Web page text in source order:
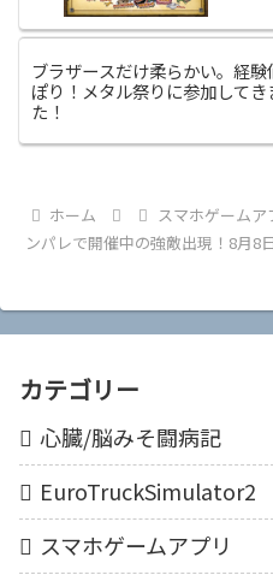
ブラザースだけ柔らかい。経験
ぽり！メタル祭りに参加してき
た！
ホーム スマホゲームア
ンパレで開催中の強敵出現！8月8
カテゴリー
心臓/脳みそ闘病記
EuroTruckSimulator2
スマホゲームアプリ